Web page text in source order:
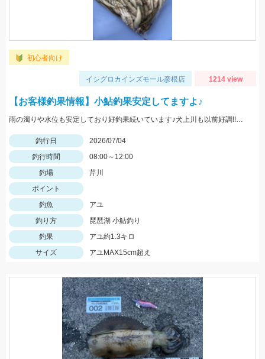
初心者向け
イシグロカインズモール彦根店 1214 view
【お客様釣果情報】小鮎釣果安定してますよ♪
雨の濁りや水位も安定しており好釣果続いています♪犬上川も以前好調!!釣りに行くなら今がチャンス♪
釣行日
2026/07/04
釣行時間
08:00～12:00
釣場
芹川
ポイント
釣魚
アユ
釣り方
琵琶湖 小鮎釣り
釣果
アユ約1.3キロ
サイズ
アユMAX15cm超え